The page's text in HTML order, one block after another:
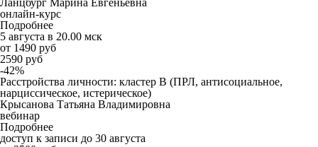
Ланцбург Марина Евгеньевна
онлайн-курс
Подробнее
5 августа в 20.00 мск
от 1490 руб
2590 руб
-42%
Расстройства личности: кластер B (ПРЛ, антисоциальное,
нарциссическое, истерическое)
Крысанова Татьяна Владимировна
вебинар
Подробнее
доступ к записи до 30 августа